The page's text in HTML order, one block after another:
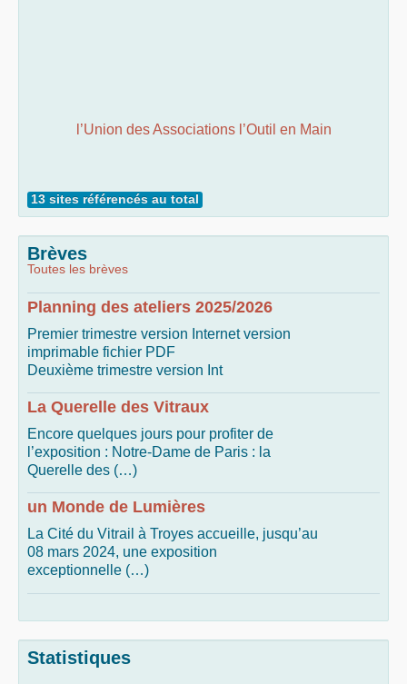
l’Union des Associations l’Outil en Main
13 sites référencés au total
Brèves
Toutes les brèves
Planning des ateliers 2025/2026
Premier trimestre version Internet version
imprimable fichier PDF
Deuxième trimestre version Int
La Querelle des Vitraux
Encore quelques jours pour profiter de
l’exposition : Notre-Dame de Paris : la
Querelle des (…)
un Monde de Lumières
La Cité du Vitrail à Troyes accueille, jusqu’au
08 mars 2024, une exposition
exceptionnelle (…)
Statistiques